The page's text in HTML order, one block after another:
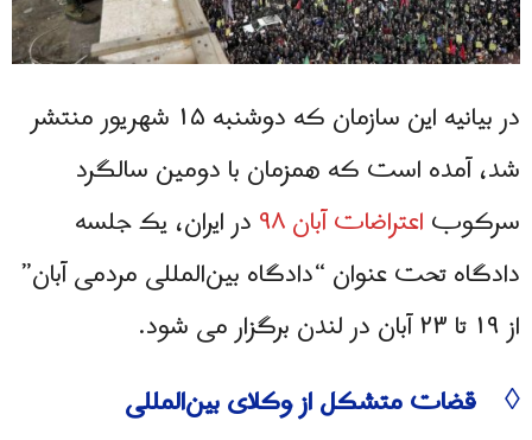
در بیانیه این سازمان که دوشنبه ۱۵ شهریور منتشر
شد، آمده است که همزمان با دومین سالگرد
سرکوباعتراضات آبان ۹۸
در ایران، یک جلسه
دادگاه تحت عنوان “دادگاه بین‌المللی مردمی آبان”
از ۱۹ تا ۲۳ آبان در لندن برگزار می شود.
◊ قضات متشکل از وکلای بین‌المللی